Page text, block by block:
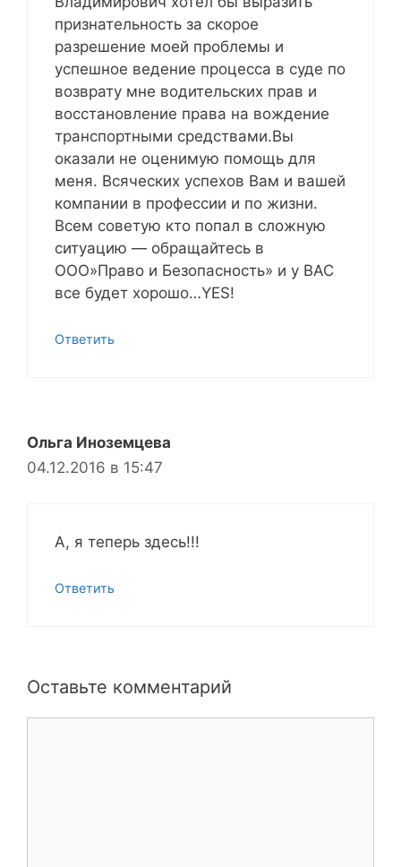
признательность за скорое
разрешение моей проблемы и
успешное ведение процесса в суде по
возврату мне водительских прав и
восстановление права на вождение
транспортными средствами.Вы
оказали не оценимую помощь для
меня. Всяческих успехов Вам и вашей
компании в профессии и по жизни.
Всем советую кто попал в сложную
ситуацию — обращайтесь в
ООО»Право и Безопасность» и у ВАС
все будет хорошо…YES!
Ответить
Ольга Иноземцева
04.12.2016 в 15:47
А, я теперь здесь!!!
Ответить
Оставьте комментарий